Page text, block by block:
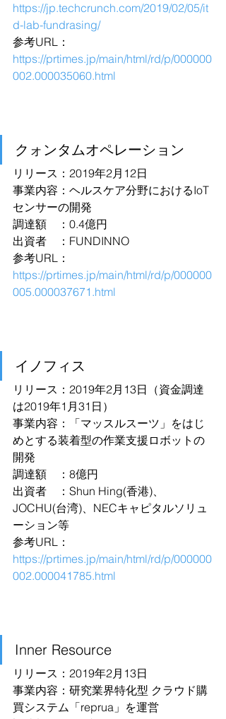
https://jp.techcrunch.com/2019/02/05/it
d-lab-fundrasing/
参考URL：
https://prtimes.jp/main/html/rd/p/000000
002.000035060.html
クォンタムオペレーション
リリース：2019年2月12日
事業内容：ヘルスケア分野におけるIoT
センサーの開発
調達額　：0.4億円
出資者　：FUNDINNO
参考URL：
https://prtimes.jp/main/html/rd/p/000000
005.000037671.html
イノフィス
リリース：2019年2月13日（資金調達
は2019年1月31日）
事業内容：「マッスルスーツ」をはじ
めとする装着型の作業支援ロボットの
開発
調達額　：8億円
出資者　：Shun Hing(香港)、
JOCHU(台湾)、NECキャピタルソリュ
ーション等
参考URL：
https://prtimes.jp/main/html/rd/p/000000
002.000041785.html
Inner Resource
リリース：2019年2月13日
事業内容：研究業界特化型 クラウド購
買システム「reprua」を運営